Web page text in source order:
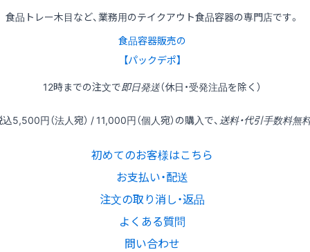
食品トレー木目など、業務用のテイクアウト食品容器の専門店です。
食品容器販売の
【パックデポ】
12時までの注文で即日発送（休日・受発注品を除く）
込5,500円（法人宛） / 11,000円（個人宛）の購入で、 送料・代引手数料無
初めてのお客様はこちら
お支払い・配送
注文の取り消し・返品
よくある質問
問い合わせ